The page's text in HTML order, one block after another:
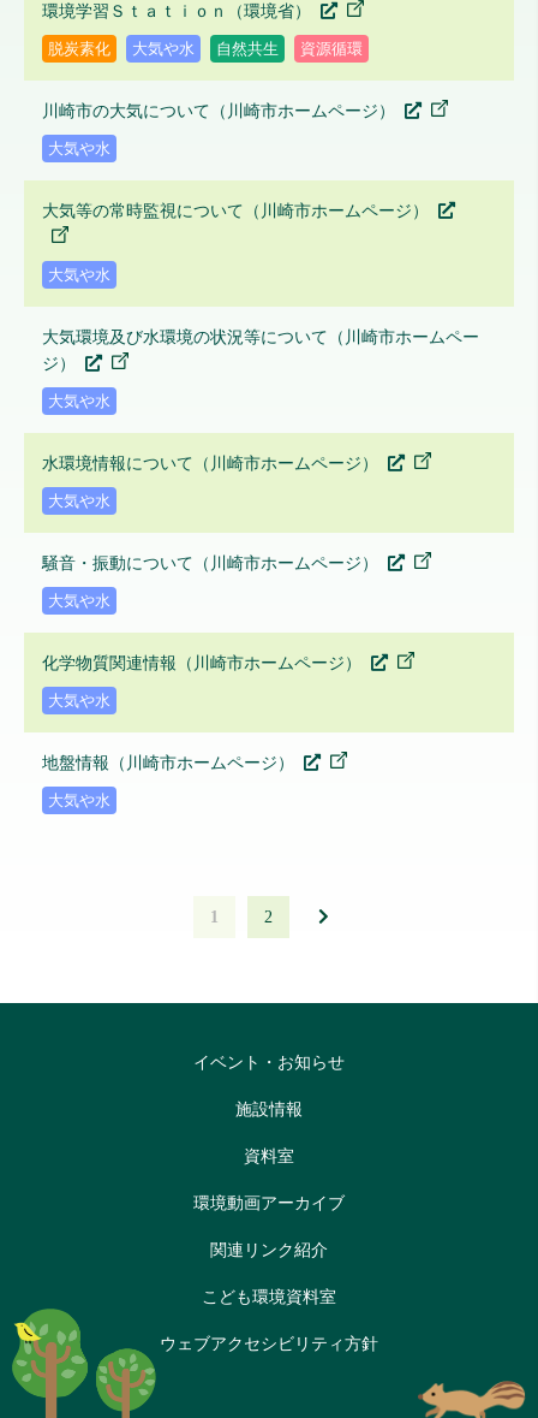
環境学習Ｓｔａｔｉｏｎ（環境省）
脱炭素化 大気や水 自然共生 資源循環
川崎市の大気について（川崎市ホームページ）
大気や水
大気等の常時監視について（川崎市ホームページ）
大気や水
大気環境及び水環境の状況等について（川崎市ホームペー
ジ）
大気や水
水環境情報について（川崎市ホームページ）
大気や水
騒音・振動について（川崎市ホームページ）
大気や水
化学物質関連情報（川崎市ホームページ）
大気や水
地盤情報（川崎市ホームページ）
大気や水
1 2
イベント・お知らせ
施設情報
資料室
環境動画アーカイブ
関連リンク紹介
こども環境資料室
ウェブアクセシビリティ方針